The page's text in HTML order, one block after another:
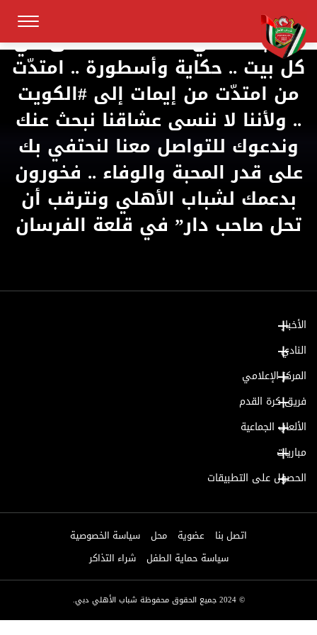
شباب الأهلي قصة قصة عشق في
كل بيت .. حكاية وأسطورة .. امتدّت
من امتدّت من إيمات إلى #الكويت
.. ولأننا لا ننسى عشاقنا نبحث عنك
وندعوك للتواصل معنا لنحتفي بك
على قدر المحبة والوفاء .. فخورون
بدعمك لشباب الأهلي ونترقب أن
تحل صاحب دار” في قلعة الفرسان
الأخبار
النادي
المركز الإعلامي
فريق كرة القدم
الألعاب الجماعية
مباريات
الحصول على التطبيقات
اتصل بنا عضوية محل سياسة الخصوصية
سياسة حماية الطفل
شراء التذاكر
© 2024 جميع الحقوق محفوظة شباب الأهلي دبي.